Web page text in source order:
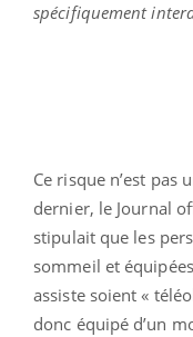
spécifiquement
Ce risque n’est pas
dernier, le Journal
stipulait que les
sommeil et
assiste soient «
donc équipé d’un